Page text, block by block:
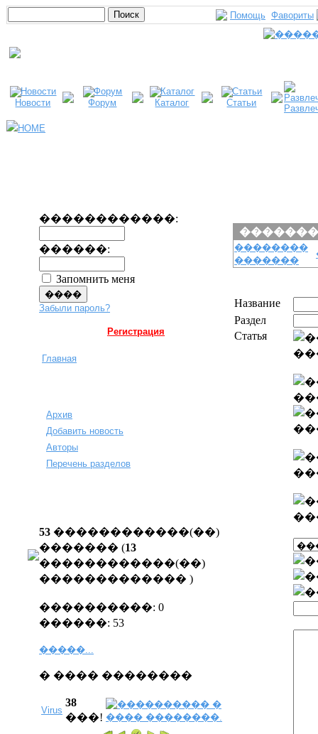
Помощь Фавориты
Новости Форум Каталог Статьи
HOME
������������:
������:
Запомнить меня
Забыли пароль?
Регистрация
Главная
Архив
Добавить новость
Авторы
Перечень разделов
53 ������������(��)
������� (13
������������(��)
������������� )
����������: 0
������: 53
�����...
� ���� ��������
Virus
38
���!
�������
��������
�������
Название
Раздел
Статья